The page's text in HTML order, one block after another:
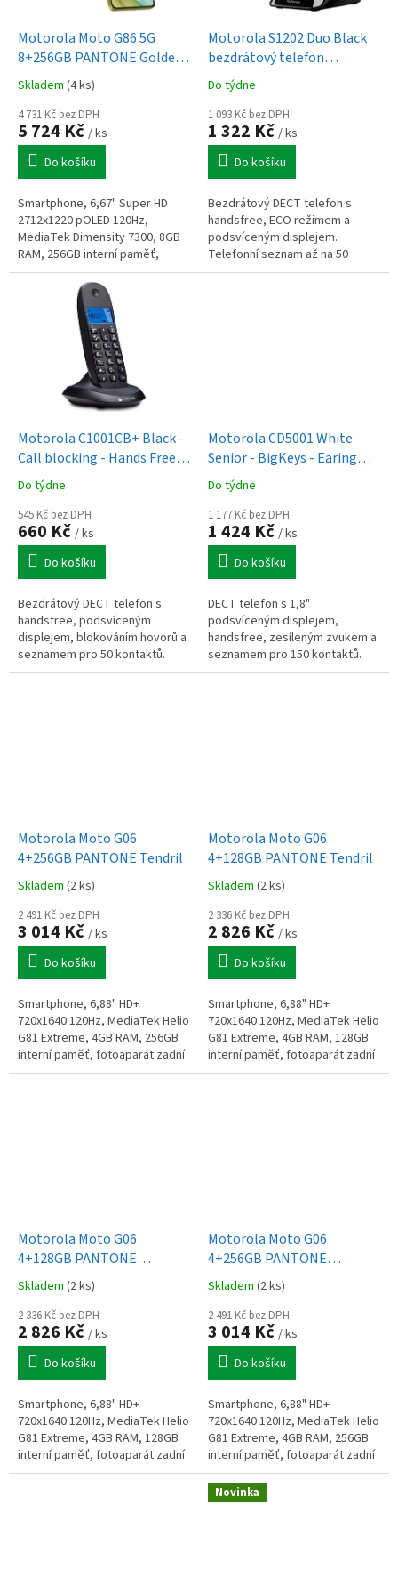
Motorola Moto G86 5G
8+256GB PANTONE Golden
Cypress
Skladem (4 ks)
4 731 Kč bez DPH
5 724 Kč / ks
Do košíku
Smartphone, 6,67" Super HD
2712x1220 pOLED 120Hz,
MediaTek Dimensity 7300, 8GB
RAM, 256GB interní paměť,
fotoaparát zadní 50+8MPx,
přední 32MPx, GPS, BT5.4, 5G,
NFC, baterie...
Motorola S1202 Duo Black
bezdrátový telefon
HandsFree - Backlight
Screen
Do týdne
1 093 Kč bez DPH
1 322 Kč / ks
Do košíku
Bezdrátový DECT telefon s
handsfree, ECO režimem a
podsvíceným displejem.
Telefonní seznam až na 50
kontaktů, seznam hovorů a
Motorola C1001CB+ Black -
Call blocking - Hands Free -
Backlight Screen
Do týdne
545 Kč bez DPH
660 Kč / ks
Do košíku
Bezdrátový DECT telefon s
handsfree, podsvíceným
displejem, blokováním hovorů a
seznamem pro 50 kontaktů.
Dosah až 300 m a možnost
Motorola CD5001 White
Senior - BigKeys - Earing
compatible
Do týdne
1 177 Kč bez DPH
1 424 Kč / ks
Do košíku
DECT telefon s 1,8"
podsvíceným displejem,
handsfree, zesíleným zvukem a
seznamem pro 150 kontaktů.
Podpora interkomu,
Motorola Moto G06
4+256GB PANTONE Tendril
Skladem (2 ks)
2 491 Kč bez DPH
3 014 Kč / ks
Do košíku
Smartphone, 6,88" HD+
720x1640 120Hz, MediaTek Helio
G81 Extreme, 4GB RAM, 256GB
interní paměť, fotoaparát zadní
50MPx, přední 8MPx, GPS,
Motorola Moto G06
4+128GB PANTONE Tendril
Skladem (2 ks)
2 336 Kč bez DPH
2 826 Kč / ks
Do košíku
Smartphone, 6,88" HD+
720x1640 120Hz, MediaTek Helio
G81 Extreme, 4GB RAM, 128GB
interní paměť, fotoaparát zadní
50MPx, přední 8MPx, GPS,
Motorola Moto G06
4+128GB PANTONE
Tapestry
Skladem (2 ks)
2 336 Kč bez DPH
2 826 Kč / ks
Do košíku
Smartphone, 6,88" HD+
720x1640 120Hz, MediaTek Helio
G81 Extreme, 4GB RAM, 128GB
interní paměť, fotoaparát zadní
50MPx, přední 8MPx, GPS,
Motorola Moto G06
4+256GB PANTONE
Arabesque
Skladem (2 ks)
2 491 Kč bez DPH
3 014 Kč / ks
Do košíku
Smartphone, 6,88" HD+
720x1640 120Hz, MediaTek Helio
G81 Extreme, 4GB RAM, 256GB
interní paměť, fotoaparát zadní
50MPx, přední 8MPx, GPS,
BT5.0, LTE, baterie 5200mAh,
microSD,...
Novinka